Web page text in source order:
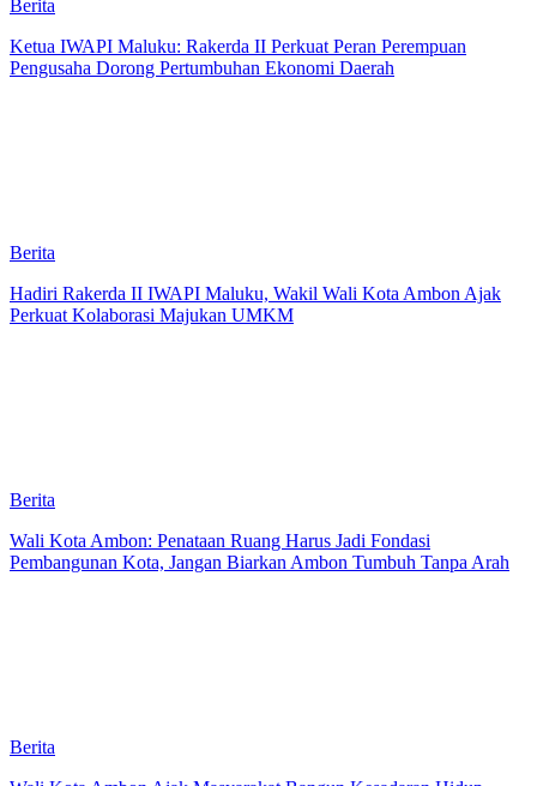
Berita
Ketua IWAPI Maluku: Rakerda II Perkuat Peran Perempuan
Pengusaha Dorong Pertumbuhan Ekonomi Daerah
Berita
Hadiri Rakerda II IWAPI Maluku, Wakil Wali Kota Ambon Ajak
Perkuat Kolaborasi Majukan UMKM
Berita
Wali Kota Ambon: Penataan Ruang Harus Jadi Fondasi
Pembangunan Kota, Jangan Biarkan Ambon Tumbuh Tanpa Arah
Berita